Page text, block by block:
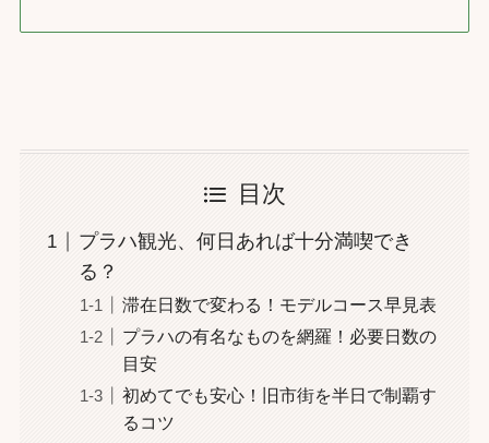
目次
プラハ観光、何日あれば十分満喫でき
る？
滞在日数で変わる！モデルコース早見表
プラハの有名なものを網羅！必要日数の
目安
初めてでも安心！旧市街を半日で制覇す
るコツ